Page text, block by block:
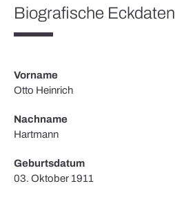
Biografische Eckdaten
Vorname
Otto Heinrich
Nachname
Hartmann
Geburtsdatum
03. Oktober 1911